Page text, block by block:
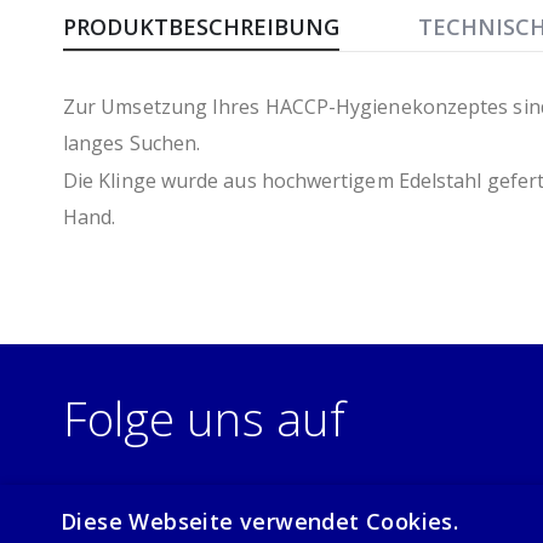
der
Bildergalerie
PRODUKTBESCHREIBUNG
Zur Umsetzung Ihres HACCP-Hygienekonzeptes
langes Suchen.
Die Klinge wurde aus hochwertigem Edelstahl
Hand.
Folge uns auf
Diese Webseite verwendet Cookies.